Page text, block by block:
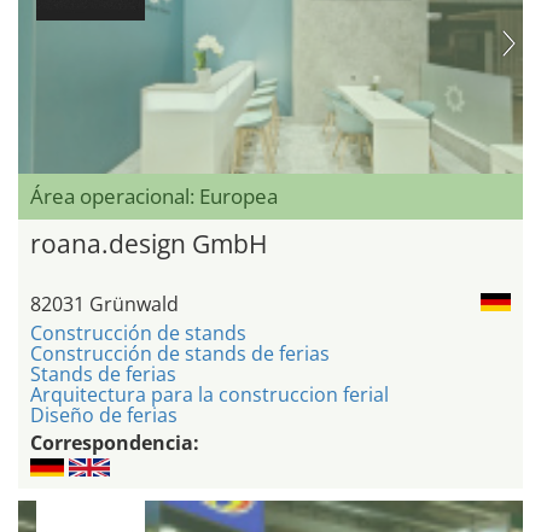
Área operacional: Europea
roana.design GmbH
82031 Grünwald
Construcción de stands
Construcción de stands de ferias
Stands de ferias
Arquitectura para la construccion ferial
Diseño de ferias
Correspondencia: